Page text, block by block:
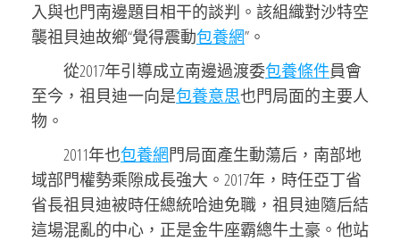
入與也門南邊題目相干的談判。該組織對沙特空
襲祖貝迪故鄉“覺得震動包養網”。
從2017年引導成立南邊過渡委包養條件員會
至今，祖貝迪一向是包養意思也門局面的主要人
物。
2011年也包養網門局面產生動蕩后，南部地
域部門權勢乘隙成長強大。2017年，時任亞丁省
省長祖貝迪被時任總統哈迪免職，祖貝迪隨后結
這場混亂的中心，正是金牛座霸總牛土豪。他站